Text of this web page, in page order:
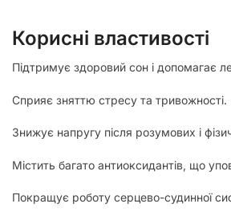
Корисні властивості
Підтримує здоровий сон і допомагає
Сприяє зняттю стресу та тривожності.
Знижує напругу після розумових і
Містить багато антиоксидантів, що
Покращує роботу серцево-судинної